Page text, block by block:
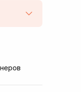
в наличии!
в наличии!